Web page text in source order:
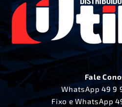
Fale
WhatsApp49 9
Fixo e WhatsApp